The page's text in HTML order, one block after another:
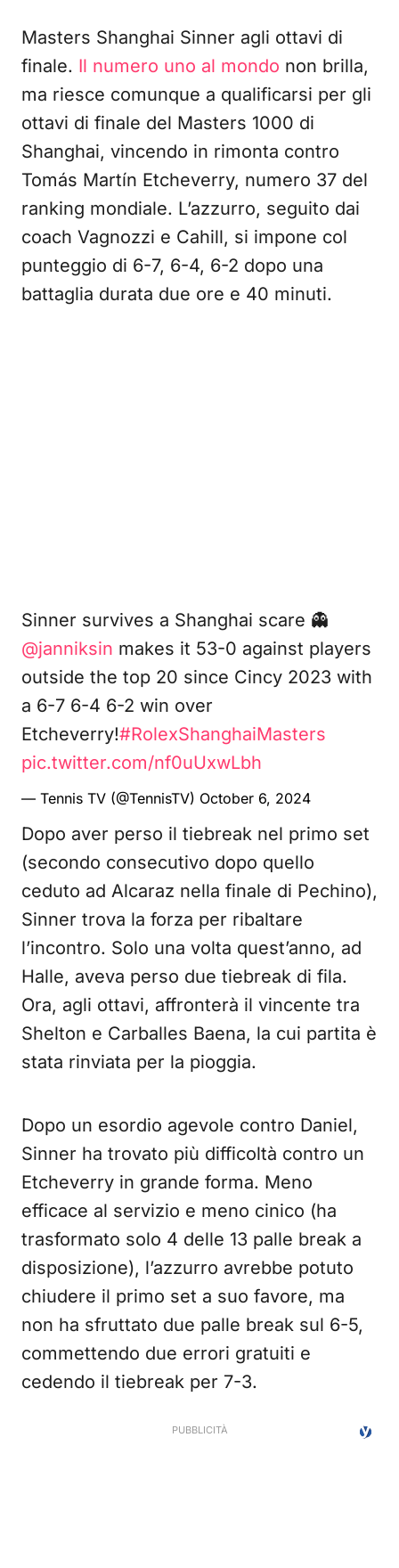
Masters Shanghai Sinner agli ottavi di
finale. Il numero uno al mondo non brilla,
ma riesce comunque a qualificarsi per gli
ottavi di finale del Masters 1000 di
Shanghai, vincendo in rimonta contro
Tomás Martín Etcheverry, numero 37 del
ranking mondiale. L’azzurro, seguito dai
coach Vagnozzi e Cahill, si impone col
punteggio di 6-7, 6-4, 6-2 dopo una
battaglia durata due ore e 40 minuti.
Sinner survives a Shanghai scare 👻
@janniksin makes it 53-0 against players
outside the top 20 since Cincy 2023 with
a 6-7 6-4 6-2 win over
Etcheverry!#RolexShanghaiMasters
pic.twitter.com/nf0uUxwLbh
— Tennis TV (@TennisTV) October 6, 2024
Dopo aver perso il tiebreak nel primo set
(secondo consecutivo dopo quello
ceduto ad Alcaraz nella finale di Pechino),
Sinner trova la forza per ribaltare
l’incontro. Solo una volta quest’anno, ad
Halle, aveva perso due tiebreak di fila.
Ora, agli ottavi, affronterà il vincente tra
Shelton e Carballes Baena, la cui partita è
stata rinviata per la pioggia.
Dopo un esordio agevole contro Daniel,
Sinner ha trovato più difficoltà contro un
Etcheverry in grande forma. Meno
efficace al servizio e meno cinico (ha
trasformato solo 4 delle 13 palle break a
disposizione), l’azzurro avrebbe potuto
chiudere il primo set a suo favore, ma
non ha sfruttato due palle break sul 6-5,
commettendo due errori gratuiti e
cedendo il tiebreak per 7-3.